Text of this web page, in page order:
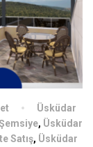
Üsküdar
, Üsküdar
Satış, Üsküdar